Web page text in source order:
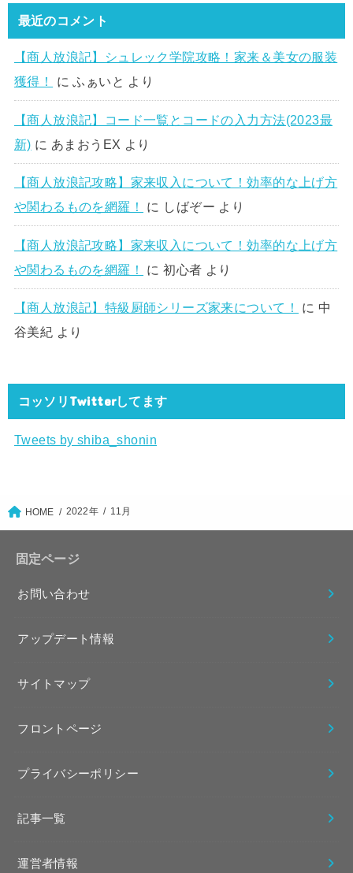
最近のコメント
【商人放浪記】シュレック学院攻略！家来＆美女の服装
獲得！
にふぁいと より
【商人放浪記】コード一覧とコードの入力方法(2023最
新) に あまおうEX より
【商人放浪記攻略】家来収入について！効率的な上げ方
や関わるものを網羅！
に しばぞー より
【商人放浪記攻略】家来収入について！効率的な上げ方
や関わるものを網羅！
に初心者 より
【商人放浪記】特級厨師シリーズ家来について！ に 中
谷美紀 より
コッソリTwitterしてます
Tweets by shiba_shonin
HOME 2022年 11月
固定ページ
お問い合わせ
アップデート情報
サイトマップ
フロントページ
プライバシーポリシー
記事一覧
運営者情報